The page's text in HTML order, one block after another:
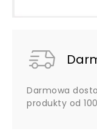
Darmowa
produkty od 100